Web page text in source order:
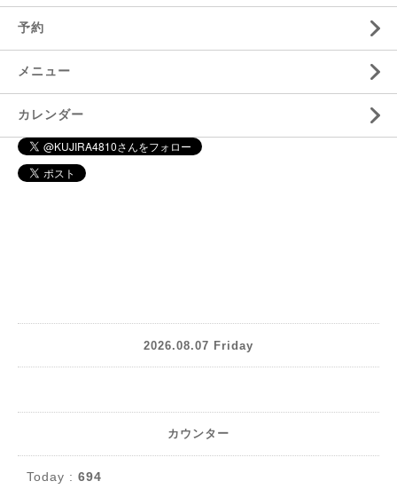
予約
メニュー
カレンダー
2026.08.07 Friday
カウンター
Today : 694